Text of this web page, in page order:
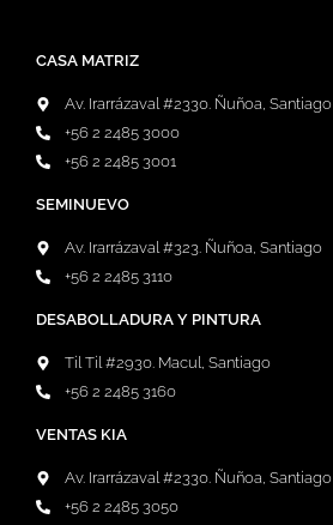
CASA MATRIZ
Av. Irarrázaval #2330. Ñuñoa, Santiago
+56 2 2485 3000
+56 2 2485 3001
SEMINUEVO
Av. Irarrázaval #323. Ñuñoa, Santiago
+56 2 2485 3110
DESABOLLADURA Y PINTURA
Til Til #2930. Macul, Santiago
+56 2 2485 3160
VENTAS KIA
Av. Irarrázaval #2330. Ñuñoa, Santiago
+56 2 2485 3050